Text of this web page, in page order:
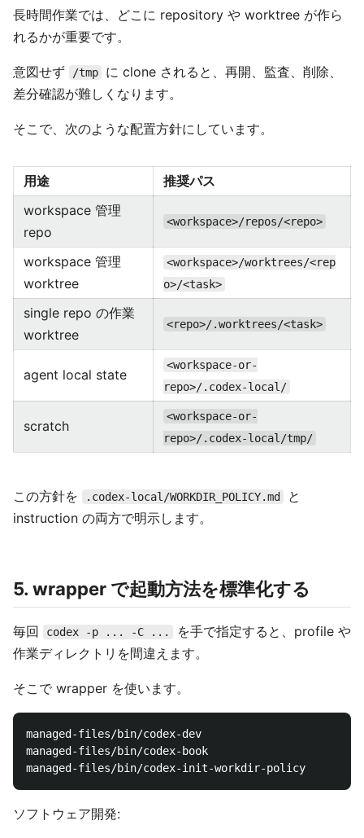
長時間作業では、どこに repository や worktree が作ら
れるかが重要です。
意図せず /tmp
に clone されると、再開、監査、削除、
差分確認が難しくなります。
そこで、次のような配置方針にしています。
用途
推奨パス
workspace 管理
repo
<workspace>/repos/<repo>
workspace 管理
worktree
<workspace>/worktrees/<rep
o>/<task>
single repo の作業
worktree
<repo>/.worktrees/<task>
agent local state
<workspace-or-
repo>/.codex-local/
scratch
<workspace-or-
repo>/.codex-local/tmp/
この方針を .codex-local/WORKDIR_POLICY.md
と
instruction の両方で明示します。
5. wrapper で起動方法を標準化する
毎回 codex -p ... -C ...
を手で指定すると、profile や
作業ディレクトリを間違えます。
そこで wrapper を使います。
managed-files/bin/codex-dev
managed-files/bin/codex-book
ソフトウェア開発: